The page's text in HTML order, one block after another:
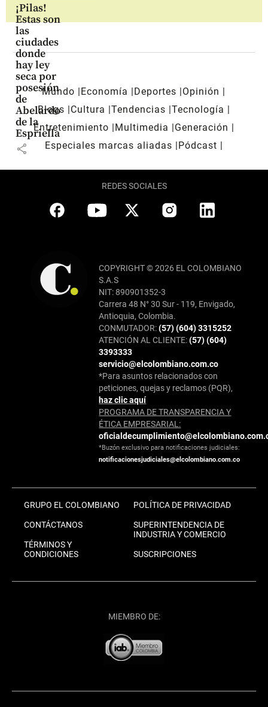
¡Pilas!
Estas son
las
ciudades
donde
hay ley
seca por
posesión
de
Abelardo
de la
Espriella
share
Mundo Economía Deportes
Opinión
Blogs
Cultura Tendencias Tecnología
Entretenimiento
Multimedia
Generación
Especiales marcas aliadas
Pódcast
REDES SOCIALES
COPYRIGHT © 2026 EL COLOMBIANO
S.A.S
NIT: 890901352-3
Carrera 48 N° 30 Sur - 119, Envigado,
Antioquia, Colombia.
CONMUTADOR:(57) (604) 3315252
ATENCIÓN AL CLIENTE:(57) (604)
3393333
servicio@elcolombiano.com.co
*Para asuntos relacionados con
peticiones, quejas y reclamos (PQR),
haz clic aquí
PROGRAMA DE TRANSPARENCIA Y
ÉTICA EMPRESARIAL:
*Buzón exclusivo para notificaciones judiciales:
notificacionesjudiciales@elcolombiano.com.co
GRUPO EL COLOMBIANO
CONTÁCTANOS
TÉRMINOS Y
CONDICIONES
POLÍTICA DE PRIVACIDAD
SUPERINTENDENCIA DE
INDUSTRIA Y COMERCIO
SUSCRIPCIONES
MIEMBRO DE: